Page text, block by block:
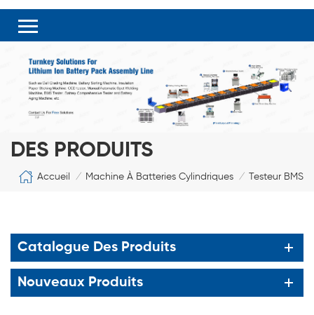
DES PRODUITS
Accueil / Machine À Batteries Cylindriques / Testeur BMS
Catalogue Des Produits
Nouveaux Produits